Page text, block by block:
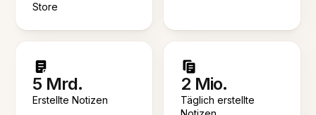
Store
5 Mrd.
Erstellte Notizen
2 Mio.
Täglich erstellte